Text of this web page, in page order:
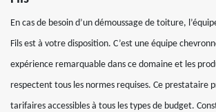
En cas de besoin d’un démoussage de toiture,
Fils est à votre disposition. C’est une équipe
expérience remarquable dans ce domaine et les
respectent tous les normes requises. Ce prestataire
tarifaires accessibles à tous les types de budget.